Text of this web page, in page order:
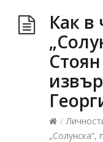
Как в
/